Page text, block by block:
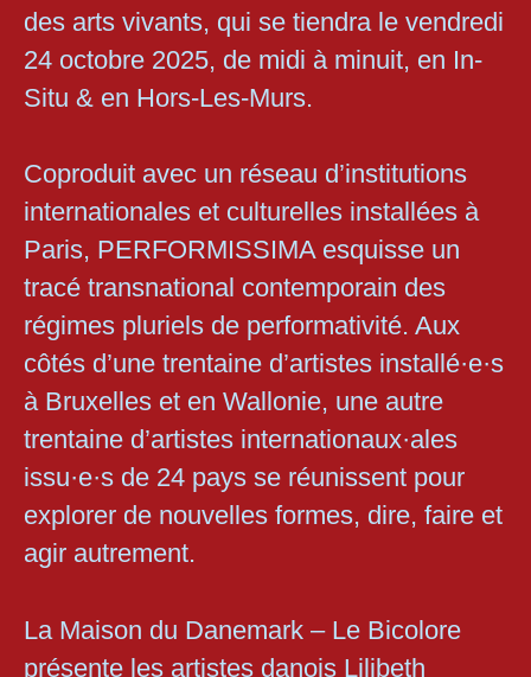
des arts vivants, qui se tiendra le vendredi
24 octobre 2025, de midi à minuit, en In-
Situ & en Hors-Les-Murs.
Coproduit avec un réseau d’institutions
internationales et culturelles installées à
Paris, PERFORMISSIMA esquisse un
tracé transnational contemporain des
régimes pluriels de performativité. Aux
côtés d’une trentaine d’artistes installé·e·s
à Bruxelles et en Wallonie, une autre
trentaine d’artistes internationaux·ales
issu·e·s de 24 pays se réunissent pour
explorer de nouvelles formes, dire, faire et
agir autrement.
La Maison du Danemark – Le Bicolore
présente les artistes danois Lilibeth